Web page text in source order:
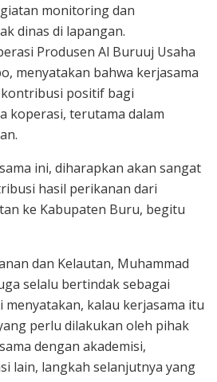
monitoring dan
dinas di lapangan.
Produsen Al Buruuj Usaha
menyatakan bahwa kerjasama
positif bagi
koperasi, terutama dalam
ini, diharapkan akan sangat
hasil perikanan dari
ke Kabupaten Buru, begitu
dan Kelautan, Muhammad
selalu bertindak sebagai
kalau kerjasama itu
perlu dilakukan oleh pihak
dengan akademisi,
lain, langkah selanjutnya yang